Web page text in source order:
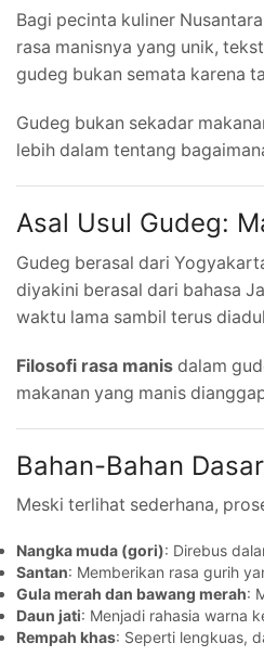
Bagi pecinta kuliner
rasa manisnya yang unik,
gudeg bukan semata karena
Gudeg bukan sekadar
lebih dalam tentang
Asal Usul Gudeg:
Gudeg berasal dari
diyakini berasal dari bahasa
waktu lama sambil terus
Filosofi rasa manis dalam
makanan yang manis
Bahan-Bahan
Meski terlihat sederhana,
Nangka muda (gori): Direbus
Santan: Memberikan rasa gurih
Gula merah dan bawang merah:
Daun jati: Menjadi rahasia warna
Rempah khas: Seperti lengkuas,